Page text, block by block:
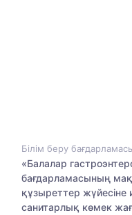
Білім беру
«Балалар
бағдарламасының
құзыреттер
санитарлық көмек